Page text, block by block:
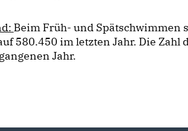
Beim Früh- und Spätschwimmen
580.450 im letzten Jahr. Die
Jahr.